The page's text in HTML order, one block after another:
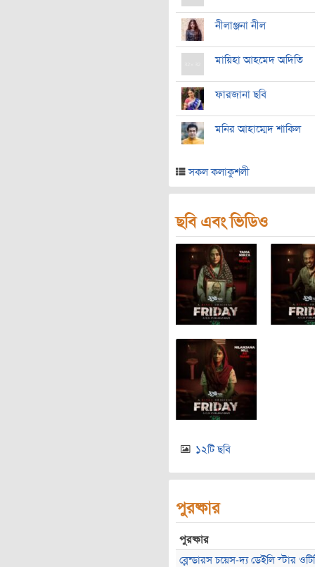
নীলাঞ্জনা নীল
মায়িহা আহমেদ অদিতি
ফারজানা ছবি
মনির আহাম্মেদ শাকিল
সকল কলাকুশলী
ছবি এবং ভিডিও
১২টি ছবি
পুরষ্কার
পুরষ্কার
ব্লেন্ডারস চয়েস-দ্য ডেইলি স্টার